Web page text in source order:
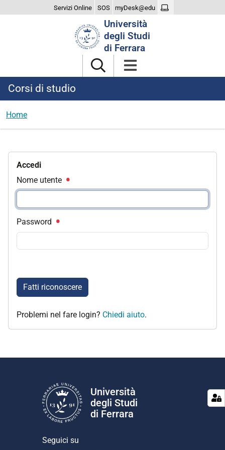
Servizi Online SOS myDesk@edu
Università
degli Studi
di Ferrara
Corsi di studio
Home
Accedi
Nome utente
Password
Fatti riconoscere
Problemi nel fare login? Chiedi aiuto.
Università
degli Studi
di Ferrara
Seguici su